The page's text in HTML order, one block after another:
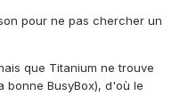
pour ne pas chercher un
que Titanium ne trouve
bonne BusyBox), d'où le